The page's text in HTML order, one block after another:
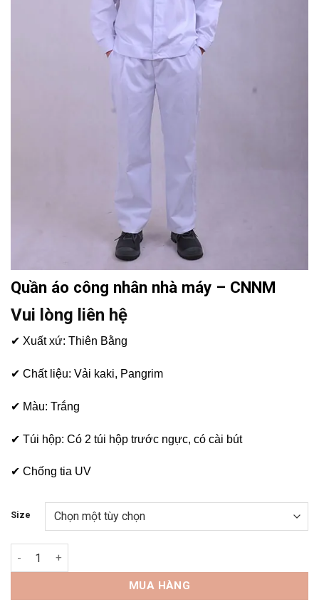
Quần áo công nhân nhà máy – CNNM
Vui lòng liên hệ
✔ Xuất xứ: Thiên Bằng
✔ Chất liệu: Vải kaki, Pangrim
✔ Màu: Trắng
✔ Túi hộp: Có 2 túi hộp trước ngực, có cài bút
✔ Chống tia UV
Size
Quần áo công nhân nhà máy - CNNM số lượng
MUA HÀNG